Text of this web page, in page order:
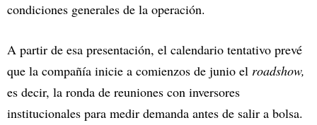
condiciones generales de la operación.
A partir de esa presentación, el calendario tentativo prevé
que la compañía inicie a comienzos de junio el roadshow,
es decir, la ronda de reuniones con inversores
institucionales para medir demanda antes de salir a bolsa.